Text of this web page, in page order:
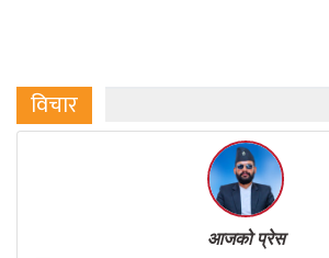
विचार
आजको प्रेस